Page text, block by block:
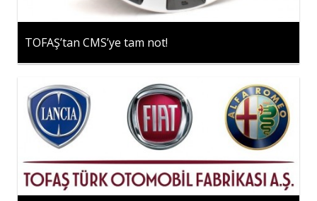
TOFAŞ’tan CMS’ye tam not!